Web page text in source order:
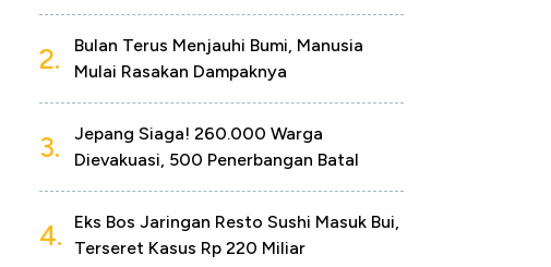
2.
Bulan Terus Menjauhi Bumi, Manusia
Mulai Rasakan Dampaknya
3.
Jepang Siaga! 260.000 Warga
Dievakuasi, 500 Penerbangan Batal
4.
Eks Bos Jaringan Resto Sushi Masuk Bui,
Terseret Kasus Rp 220 Miliar